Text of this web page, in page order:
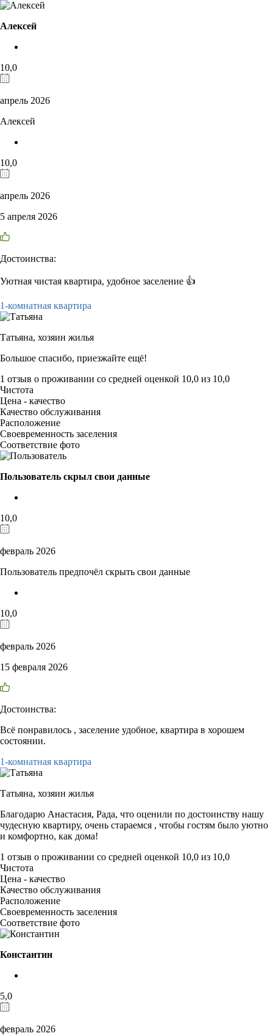
Алексей
10,0
апрель 2026
Алексей
10,0
апрель 2026
5 апреля 2026
Достоинства:
Уютная чистая квартира, удобное заселение 👍
1-комнатная квартира
Татьяна, хозяин жилья
Большое спасибо, приезжайте ещё!
1 отзыв о проживании со средней оценкой 10,0 из 10,0
Чистота
Цена - качество
Качество обслуживания
Расположение
Своевременность заселения
Соответствие фото
Пользователь скрыл свои данные
10,0
февраль 2026
Пользователь предпочёл скрыть свои данные
10,0
февраль 2026
15 февраля 2026
Достоинства:
Всё понравилось , заселение удобное, квартира в хорошем
состоянии.
1-комнатная квартира
Татьяна, хозяин жилья
Благодарю Анастасия, Рада, что оценили по достоинству нашу
чудесную квартиру, очень стараемся , чтобы гостям было уютно
и комфортно, как дома!
1 отзыв о проживании со средней оценкой 10,0 из 10,0
Чистота
Цена - качество
Качество обслуживания
Расположение
Своевременность заселения
Соответствие фото
Константин
5,0
февраль 2026